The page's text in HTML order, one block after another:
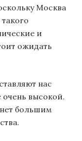
Москва
и
ожидать
нас
очень высокой.
большим